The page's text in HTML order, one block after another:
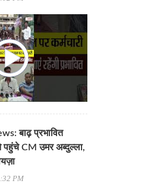
बाढ़ प्रभावित
पहुंचे CM उमर अब्दुल्ला,
PM